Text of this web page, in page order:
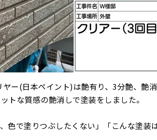
ー(日本ペイント)は艶有り、3分艶、艶
トな質感の艶消しで塗装をしました。
色で塗りつぶしたくない」「こんな塗